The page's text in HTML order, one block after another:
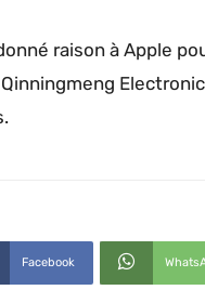
raison à Apple
Facebook